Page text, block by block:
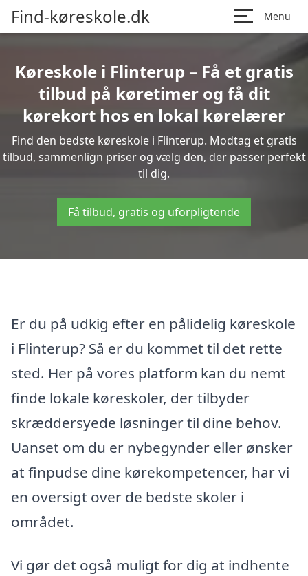
Find-køreskole.dk Menu
Køreskole i Flinterup – Få et gratis
tilbud på køretimer og få dit
kørekort hos en lokal kørelærer
Find den bedste køreskole i Flinterup. Modtag et gratis
tilbud, sammenlign priser og vælg den, der passer perfekt
til dig.
Få tilbud, gratis og uforpligtende
Er du på udkig efter en pålidelig køreskole
i Flinterup? Så er du kommet til det rette
sted. Her på vores platform kan du nemt
finde lokale køreskoler, der tilbyder
skræddersyede løsninger til dine behov.
Uanset om du er nybegynder eller ønsker
at finpudse dine kørekompetencer, har vi
en oversigt over de bedste skoler i
området.
Vi gør det også muligt for dig at indhente